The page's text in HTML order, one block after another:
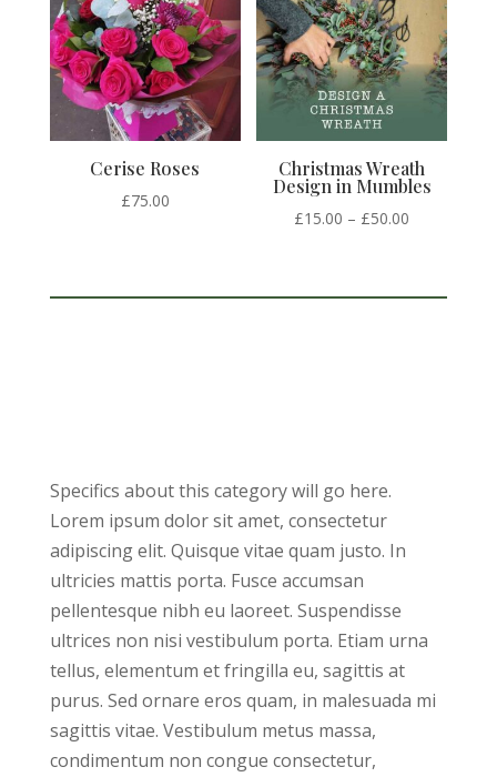
Cerise Roses
£75.00
Christmas Wreath
Design in Mumbles
£15.00 – £50.00
through
Specifics about this category will go here.
Lorem ipsum dolor sit amet, consectetur
adipiscing elit. Quisque vitae quam justo. In
ultricies mattis porta. Fusce accumsan
pellentesque nibh eu laoreet. Suspendisse
ultrices non nisi vestibulum porta. Etiam urna
tellus, elementum et fringilla eu, sagittis at
purus. Sed ornare eros quam, in malesuada mi
sagittis vitae. Vestibulum metus massa,
condimentum non congue consectetur,